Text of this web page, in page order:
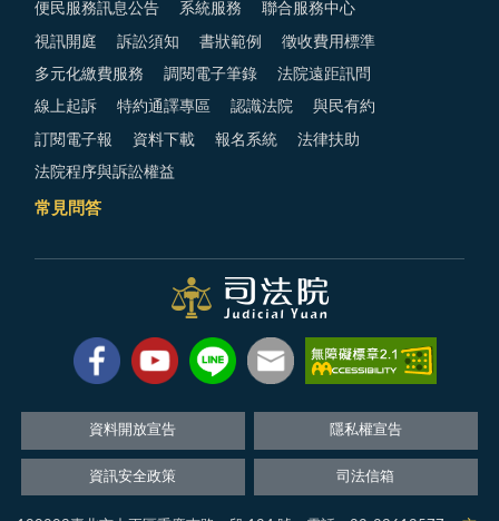
便民服務訊息公告 系統服務 聯合服務中心
視訊開庭 訴訟須知 書狀範例 徵收費用標準
多元化繳費服務 調閱電子筆錄 法院遠距訊問
線上起訴 特約通譯專區 認識法院 與民有約
訂閱電子報 資料下載 報名系統 法律扶助
法院程序與訴訟權益
常見問答
資料開放宣告 隱私權宣告
資訊安全政策 司法信箱